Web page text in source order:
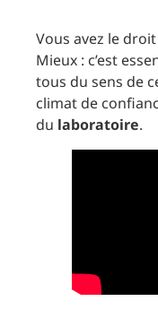
Vous avez le
Mieux : c’est
tous du sens de
climat de
du laboratoire.